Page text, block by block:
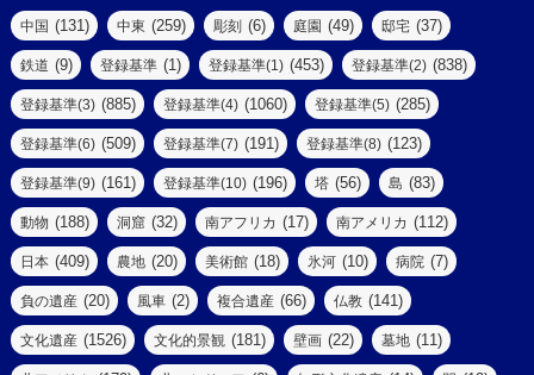
(5)
(39)
(290)
(7)
(6)
(3)
(3)
(14)
(61)
(9)
(2)
(17)
(8)
(73)
(8)
(4)
(8)
(2)
(2)
(10)
(1)
(47)
(2)
(1)
(2)
中国 (131) 中東 (259) 彫刻 (6) 庭園 (49) 邸宅 (37)
鉄道 (9) 登録基準 (1) 登録基準(1) (453) 登録基準(2) (838)
登録基準(3) (885) 登録基準(4) (1060) 登録基準(5) (285)
登録基準(6) (509) 登録基準(7) (191) 登録基準(8) (123)
登録基準(9) (161) 登録基準(10) (196) 塔 (56) 島 (83)
動物 (188) 洞窟 (32) 南アフリカ (17) 南アメリカ (112)
日本 (409) 農地 (20) 美術館 (18) 氷河 (10) 病院 (7)
負の遺産 (20) 風車 (2) 複合遺産 (66) 仏教 (141)
文化遺産 (1526) 文化的景観 (181) 壁画 (22) 墓地 (11)